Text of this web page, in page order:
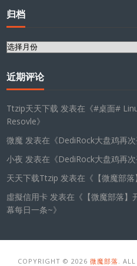
归档
归
近期评论
Ttzip天天下载 发表在《#桌面#
Resovle》
微魔 发表在《DediRock大盘鸡再
小夜 发表在《DediRock大盘鸡再
天天下载Ttzip 发表在《 【微魔部
虛擬信用卡 发表在《 【微魔部落
幕每日一条~》
COPYRIGHT © 2026 微魔部落 .